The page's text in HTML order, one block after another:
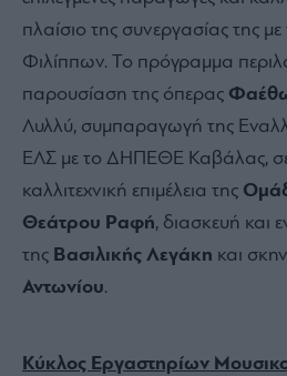
πλαίσιο της συνεργασίας της
Φιλίππων. Το πρόγραμμα
παρουσίαση της όπερας
Λυλλύ, συμπαραγωγή της
ΕΛΣ με το ΔΗΠΕΘΕ Καβάλας,
καλλιτεχνική επιμέλεια της
Θεάτρου Ραφή, διασκευή και
της Βασιλικής Λεγάκη και
Αντωνίου.
Κύκλος Εργαστηρίων